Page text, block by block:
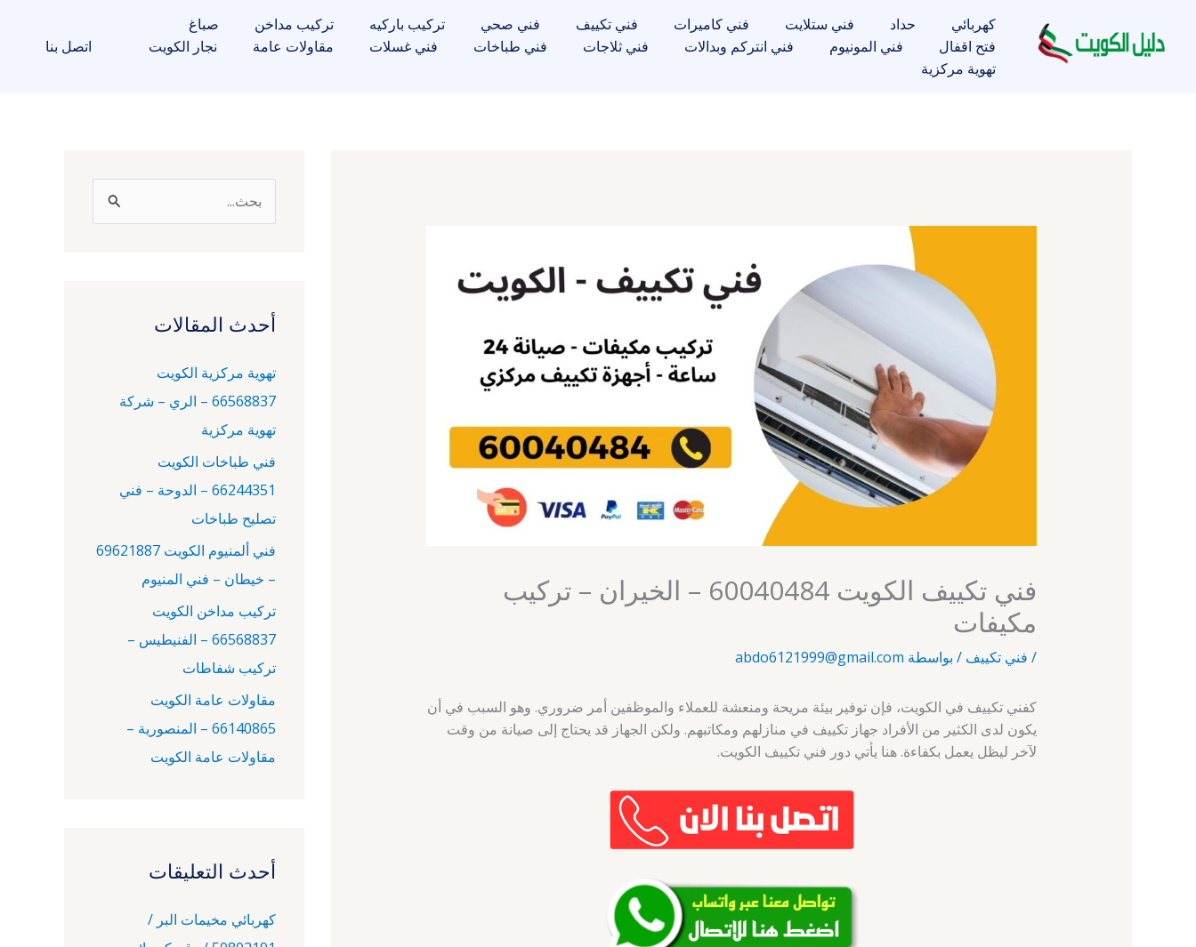
المحتوى
كهربائي حداد فني ستلايت فني كاميرات فني تكييف فني صحي تركيب باركيه تركيب مداخن
صباغ
فتح اقفال
فني المونيوم فني انتركم وبدالات فني ثلاجات فني طباخات فني غسلات مقاولات عامة
نجار الكويت
تهوية مركزية
اتصل بنا
فني تكييف الكويت 60040484 – الخيران – تركيب
مكيفات
/ فني تكييف / بواسطة abdo6121999@gmail.com
كفني تكييف في الكويت، فإن توفير بيئة مريحة ومنعشة للعملاء والموظفين أمر ضروري. وهو السبب في أن
يكون لدى الكثير من الأفراد جهاز تكييف في منازلهم ومكاتبهم. ولكن الجهاز قد يحتاج إلى صيانة من وقت
لآخر ليظل يعمل بكفاءة. هنا يأتي دور فني تكييف الكويت.
ث
ن
:
أحدث المقالات
تهوية مركزية الكويت
66568837 – الري – شركة
تهوية مركزية
فني طباخات الكويت
66244351 – الدوحة – فني
تصليح طباخات
فني ألمنيوم الكويت 69621887
– خيطان – فني المنيوم
تركيب مداخن الكويت
66568837 – الفنيطيس –
تركيب شفاطات
مقاولات عامة الكويت
66140865 – المنصورية –
مقاولات عامة الكويت
أحدث التعليقات
كهربائي مخيمات البر /